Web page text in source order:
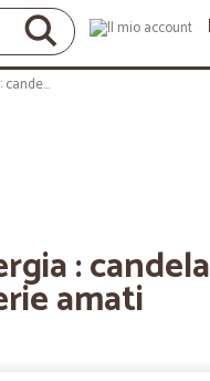
Frag. energia : candela profumata da 200g - serie amati
:
amati